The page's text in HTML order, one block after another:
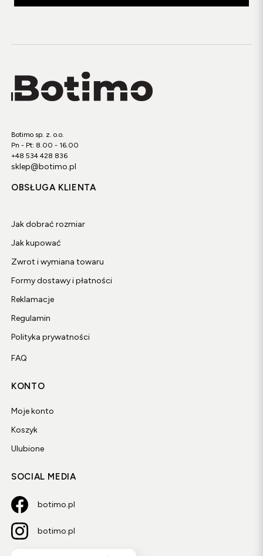
Botimo sp. z. o.o.
Pn - Pt: 8.00 - 16.00
+48 534 428 836
sklep@botimo.pl
OBSŁUGA KLIENTA
Jak dobrać rozmiar
Jak kupować
Zwrot i wymiana towaru
Formy dostawy i płatności
Reklamacje
Regulamin
Polityka prywatności
FAQ
KONTO
Moje konto
Koszyk
Ulubione
SOCIAL MEDIA
botimo.pl
botimo.pl